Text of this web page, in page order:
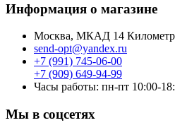
Информация о магазине
Москва, МКАД 14
send-opt@yandex.ru
+7 (991) 745-06-00
+7 (909) 649-94-99
Часы работы: пн-пт 10:00-
Мы в соцсетях